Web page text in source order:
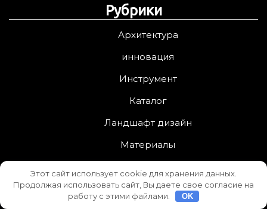
Рубрики
Архитектура
инновация
Инструмент
Каталог
Ландшафт дизайн
Материалы
Ремонт
Этот сайт использует cookie для хранения данных.
Продолжая использовать сайт, Вы даете свое согласие на
работу с этими файлами.
OK